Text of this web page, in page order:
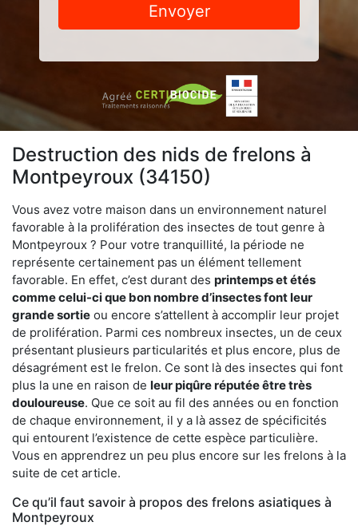
Envoyer
Destruction des nids de frelons à
Montpeyroux (34150)
Vous avez votre maison dans un environnement naturel
favorable à la prolifération des insectes de tout genre à
Montpeyroux ? Pour votre tranquillité, la période ne
représente certainement pas un élément tellement
favorable. En effet, c’est durant des printemps et étés
comme celui-ci que bon nombre d’insectes font leur
grande sortie ou encore s’attellent à accomplir leur projet
de prolifération. Parmi ces nombreux insectes, un de ceux
présentant plusieurs particularités et plus encore, plus de
désagrément est le frelon. Ce sont là des insectes qui font
plus la une en raison de leur piqûre réputée être très
douloureuse. Que ce soit au fil des années ou en fonction
de chaque environnement, il y a là assez de spécificités
qui entourent l’existence de cette espèce particulière.
Vous en apprendrez un peu plus encore sur les frelons à la
suite de cet article.
Ce qu’il faut savoir à propos des frelons asiatiques à
Montpeyroux